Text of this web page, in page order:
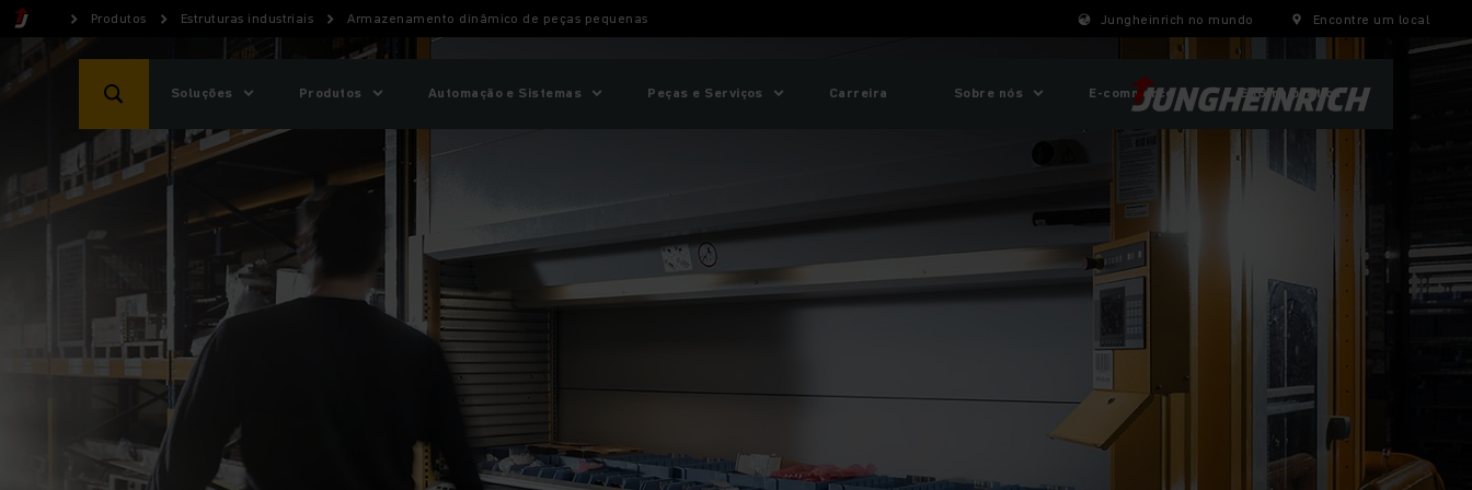
Produtos Estruturas industriais Armazenamento dinâmico de peças pequenas Jungheinrich no mundo Encontre um local
Soluções Produtos Automação e Sistemas Peças e Serviços Carreira Sobre nós E-commerce ESG na prática